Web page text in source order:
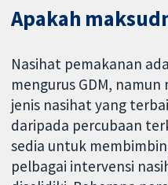
Apakah
Nasihat pemakanan
mengurus GDM,
jenis nasihat yang
daripada percubaan
sedia untuk
pelbagai intervensi